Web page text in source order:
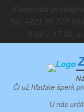
Či už hľadáte šperk
U nás